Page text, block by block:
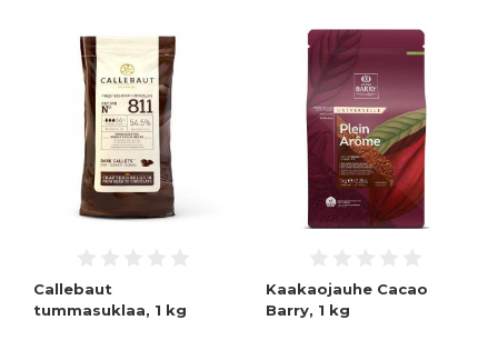
Callebaut
tummasuklaa, 1 kg
Kaakaojauhe Cacao
Barry, 1 kg